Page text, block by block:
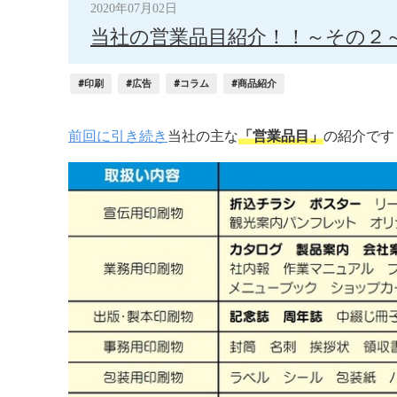
2020年07月02日
当社の営業品目紹介！！～その２
#印刷 #広告 #コラム #商品紹介
前回に引き続き 当社の主な「営業品目」の紹介で